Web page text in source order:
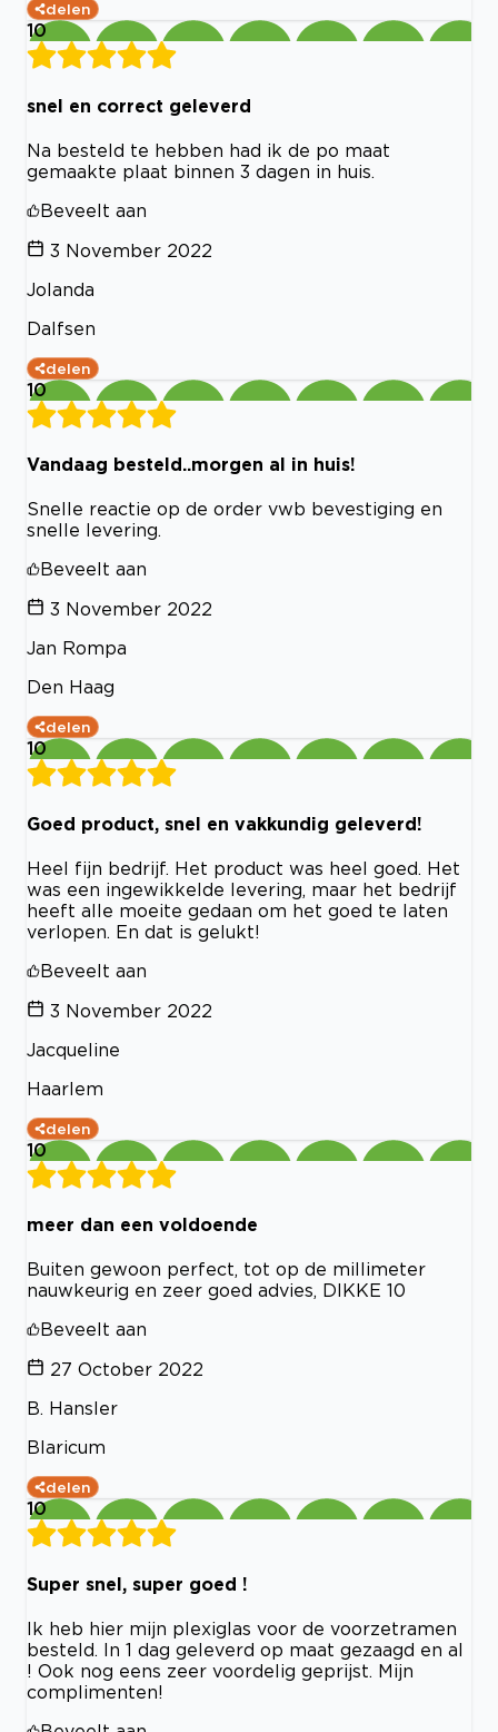
delen
10
snel en correct geleverd
Na besteld te hebben had ik de po maat
gemaakte plaat binnen 3 dagen in huis.
Beveelt aan
3 November 2022
Jolanda
Dalfsen
delen
10
Vandaag besteld..morgen al in huis!
Snelle reactie op de order vwb bevestiging en
snelle levering.
Beveelt aan
3 November 2022
Jan Rompa
Den Haag
delen
10
Goed product, snel en vakkundig geleverd!
Heel fijn bedrijf. Het product was heel goed. Het
was een ingewikkelde levering, maar het bedrijf
heeft alle moeite gedaan om het goed te laten
verlopen. En dat is gelukt!
Beveelt aan
3 November 2022
Jacqueline
Haarlem
delen
10
meer dan een voldoende
Buiten gewoon perfect, tot op de millimeter
nauwkeurig en zeer goed advies, DIKKE 10
Beveelt aan
27 October 2022
B. Hansler
Blaricum
delen
10
Super snel, super goed !
Ik heb hier mijn plexiglas voor de voorzetramen
besteld. In 1 dag geleverd op maat gezaagd en al
! Ook nog eens zeer voordelig geprijst. Mijn
complimenten!